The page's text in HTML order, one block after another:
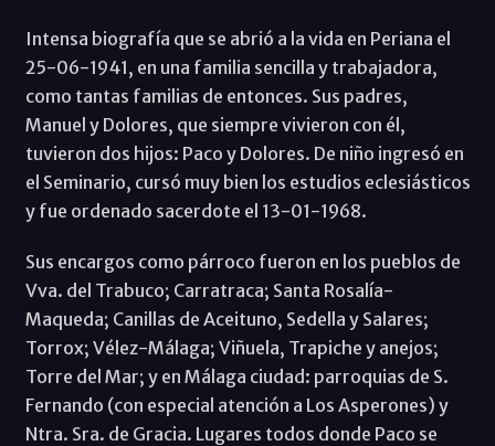
Intensa biografía que se abrió a la vida en Periana el
25-06-1941, en una familia sencilla y trabajadora,
como tantas familias de entonces. Sus padres,
Manuel y Dolores, que siempre vivieron con él,
tuvieron dos hijos: Paco y Dolores. De niño ingresó en
el Seminario, cursó muy bien los estudios eclesiásticos
y fue ordenado sacerdote el 13-01-1968.
Sus encargos como párroco fueron en los pueblos de
Vva. del Trabuco; Carratraca; Santa Rosalía-
Maqueda; Canillas de Aceituno, Sedella y Salares;
Torrox; Vélez-Málaga; Viñuela, Trapiche y anejos;
Torre del Mar; y en Málaga ciudad: parroquias de S.
Fernando (con especial atención a Los Asperones) y
Ntra. Sra. de Gracia. Lugares todos donde Paco se